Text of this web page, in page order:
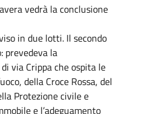
vedrà la conclusione
in due lotti. Il secondo
prevedeva la
via Crippa che ospita le
della Croce Rossa, del
Protezione civile e
e l’adeguamento